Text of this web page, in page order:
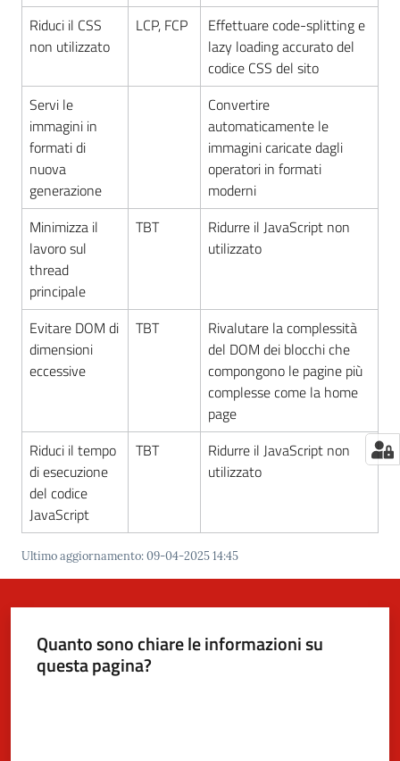
Riduci il CSS
non utilizzato
LCP, FCP
Effettuare code-splitting e
lazy loading accurato del
codice CSS del sito
Servi le
immagini in
formati di
nuova
generazione
Convertire
automaticamente le
immagini caricate dagli
operatori in formati
moderni
Minimizza il
lavoro sul
thread
principale
TBT
Ridurre il JavaScript non
utilizzato
Evitare DOM di
dimensioni
eccessive
TBT
Rivalutare la complessità
del DOM dei blocchi che
compongono le pagine più
complesse come la home
page
Riduci il tempo
di esecuzione
del codice
JavaScript
TBT
Ridurre il JavaScript non
utilizzato
Ultimo aggiornamento:09-04-2025 14:45
Quanto sono chiare le informazioni su
questa pagina?